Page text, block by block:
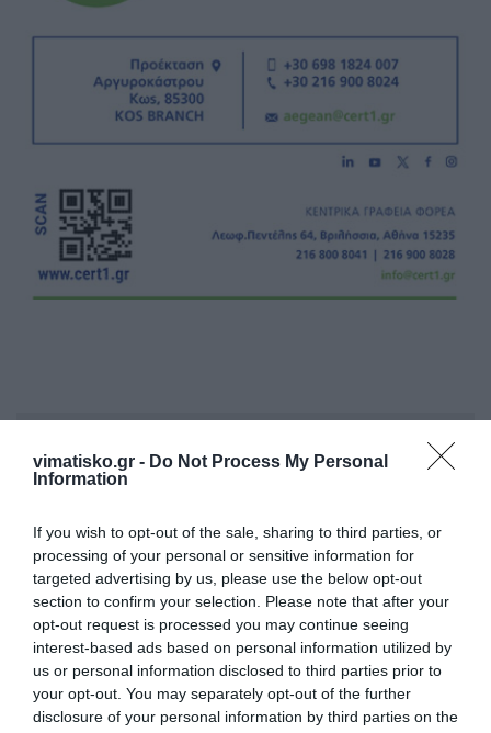
vimatisko.gr - Do Not Process My Personal
Information
If you wish to opt-out of the sale, sharing to third parties, or
processing of your personal or sensitive information for
targeted advertising by us, please use the below opt-out
section to confirm your selection. Please note that after your
opt-out request is processed you may continue seeing
interest-based ads based on personal information utilized by
us or personal information disclosed to third parties prior to
your opt-out. You may separately opt-out of the further
disclosure of your personal information by third parties on the
Η ανωνυμία είναι το καλύτερο κρησφύγετο δειλίας και
χυδαιότητας!
Σχόλια 0
Πρόσθεσε ένα σχόλιο
ΟΝΟΜΑ